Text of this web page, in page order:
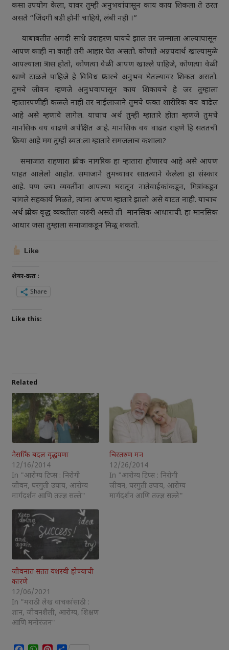
कसा उपयोग केला, यावर तुम्ही अनुभवांपासून काय काय शिकला ते ठरत
असते “जिंदगी बडी होनी चाहिये, लंबी नही ।”
याबाबतीत अगदी साधे उदाहरण घायचे झाल तर जन्माला आल्यापासून
आपण काही ना काही तरी आहार घेत असतो. कोणते अन्नपदार्थ खाल्यामुळे
आपल्याला त्रास होतो, कोणत्या वेळी आपण खाल्ले पाहिजे, कोणत्या वेळी
खाणे टाळले पाहिजे हे विविध प्रकारचे अनुभव घेतल्यावर शिकत असतो.
तुमचे जीवन म्हणजे अनुभवापासून काय शिकायचे हे जर तुम्हाला
म्हातारपणीही कळले नाही तर नाईलाजाने तुमचे फक्त शारीरिक वय वाढेल
आहे असे म्हणावे लागेल. याचाच अर्थ तुम्ही म्हातारे होता म्हणजे तुमचे
मानसिक वय वाढणे अपेक्षित आहे. मानसिक वय वाढत राहणे हि सततची
क्रिया आहे मग तुम्ही स्वत:ला म्हातारे समजलाच कशाला?
समाजात राहणारा प्रत्येक नागरिक हा म्हातारा होणारच आहे असे आपण
पाहत आलेलो आहोत. समाजाने तुमच्यावर सातत्याने केलेला हा संस्कार
आहे. पण ज्या व्यक्तींना आपल्या घरातून नातेवाईकांकडून, मित्रांकडून
चांगले सहकार्य मिळते, त्यांना आपण म्हातारे झालो असे वाटत नाही. याचाच
अर्थ प्रत्येक वृद्ध व्यक्तीला जरुरी असते ती मानसिक आधाराची. हा मानसिक
आधार जसा तुम्हाला समाजाकडून मिळू शकतो.
Like
शेयर-करा :
Share
Like this:
Related
नैसर्गिक बदल वृद्धपणा
12/16/2014
In "आरोग्य टिप्स : निरोगी
जीवन, घरगुती उपाय, आरोग्य
मार्गदर्शन आणि तज्ज्ञ सल्ले"
चिरतरुण मन
12/26/2014
In "आरोग्य टिप्स : निरोगी
जीवन, घरगुती उपाय, आरोग्य
मार्गदर्शन आणि तज्ज्ञ सल्ले"
जीवनात सतत यशस्वी होण्याची
कारणे
12/06/2021
In "मराठी लेख वाचकांसाठी :
ज्ञान, जीवनशैली, आरोग्य, शिक्षण
आणि मनोरंजन"